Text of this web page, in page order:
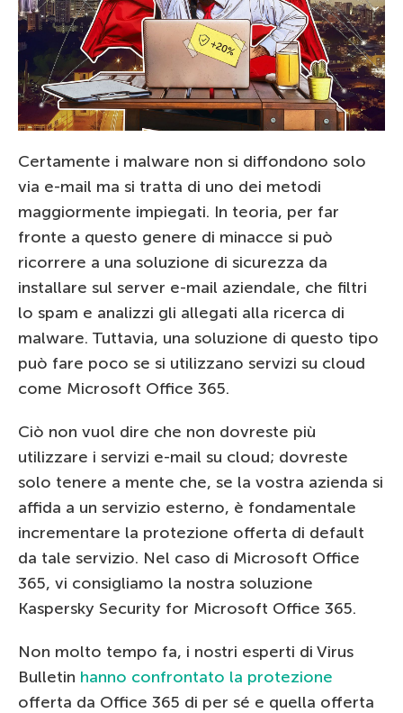
Certamente i malware non si diffondono solo
via e-mail ma si tratta di uno dei metodi
maggiormente impiegati. In teoria, per far
fronte a questo genere di minacce si può
ricorrere a una soluzione di sicurezza da
installare sul server e-mail aziendale, che filtri
lo spam e analizzi gli allegati alla ricerca di
malware. Tuttavia, una soluzione di questo tipo
può fare poco se si utilizzano servizi su cloud
come Microsoft Office 365.
Ciò non vuol dire che non dovreste più
utilizzare i servizi e-mail su cloud; dovreste
solo tenere a mente che, se la vostra azienda si
affida a un servizio esterno, è fondamentale
incrementare la protezione offerta di default
da tale servizio. Nel caso di Microsoft Office
365, vi consigliamo la nostra soluzione
Kaspersky Security for Microsoft Office 365.
Non molto tempo fa, i nostri esperti di Virus
Bulletin hanno confrontato la protezione
offerta da Office 365 di per sé e quella offerta